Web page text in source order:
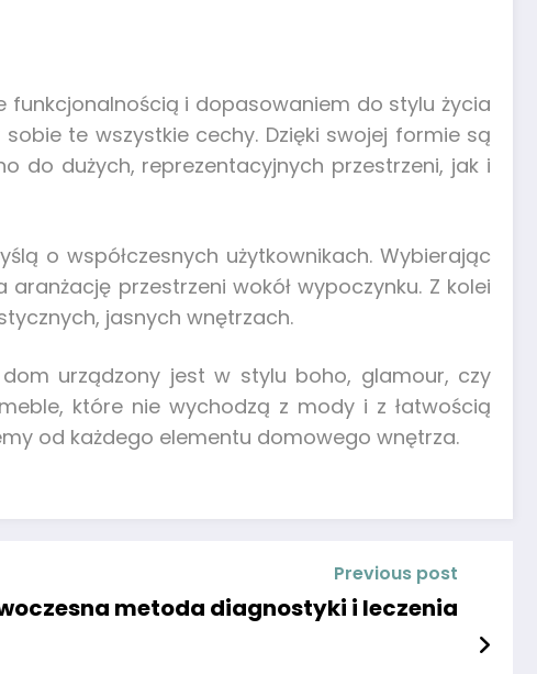
i dopasowaniem do stylu życia
te wszystkie cechy. Dzięki swojej formie są
do dużych, reprezentacyjnych przestrzeni, jak i
o współczesnych użytkownikach. Wybierając
przestrzeni wokół wypoczynku. Z kolei
jasnych wnętrzach.
urządzony jest w stylu boho, glamour, czy
które nie wychodzą z mody i z łatwością
od każdego elementu domowego wnętrza.
Previous post
metoda diagnostyki i leczenia